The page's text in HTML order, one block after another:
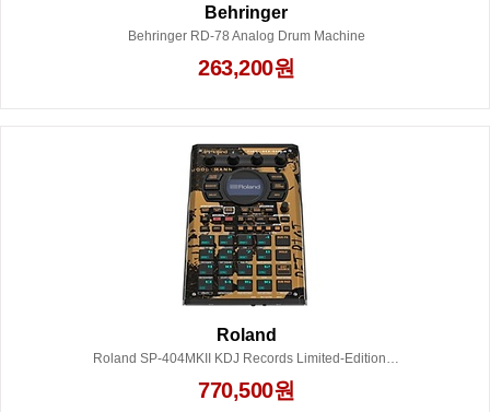
Behringer
Behringer RD-78 Analog Drum Machine
263,200원
Roland
Roland SP-404MKII KDJ Records Limited-Edition Sampler
770,500원